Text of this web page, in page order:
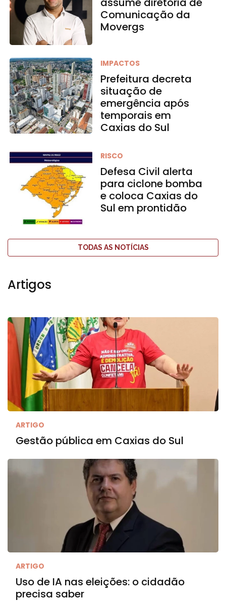
Comunicação da
Movergs
IMPACTOS
Prefeitura decreta
situação de
emergência após
temporais em
Caxias do Sul
RISCO
Defesa Civil alerta
para ciclone bomba
e coloca Caxias do
Sul em prontidão
TODAS AS NOTÍCIAS
Artigos
ARTIGO
Gestão pública em Caxias do Sul
ARTIGO
Uso de IA nas eleições: o cidadão
precisa saber